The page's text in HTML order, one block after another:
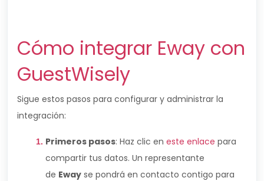
Cómo integrar Eway con
GuestWisely
Sigue estos pasos para configurar y administrar la
integración:
Primeros pasos: Haz clic en este enlace para
compartir tus datos. Un representante
de Eway se pondrá en contacto contigo para